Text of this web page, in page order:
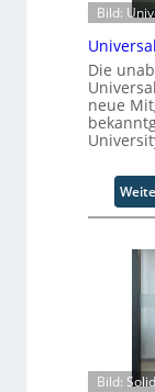
Bild:
Die
neue
Bild: